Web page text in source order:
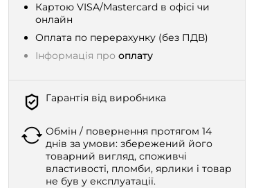
Картою VISA/Mastercard в офісі чи
онлайн
Оплата по перерахунку (без ПДВ)
Інформація про оплату
Гарантія від виробника
Обмін / повернення протягом 14
днів за умови: збережений його
товарний вигляд, споживчі
властивості, пломби, ярлики і товар
не був у експлуатації.